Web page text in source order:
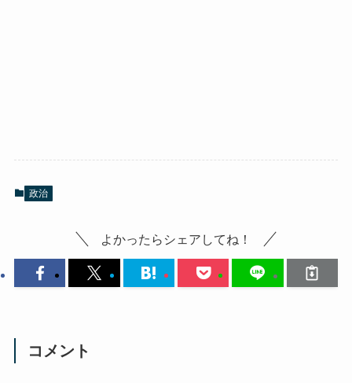
政治
よかったらシェアしてね！
コメント